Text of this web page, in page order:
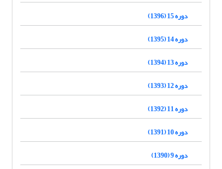
دوره 15 (1396)
دوره 14 (1395)
دوره 13 (1394)
دوره 12 (1393)
دوره 11 (1392)
دوره 10 (1391)
دوره 9 (1390)